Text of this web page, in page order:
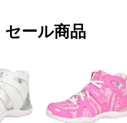
セール商品